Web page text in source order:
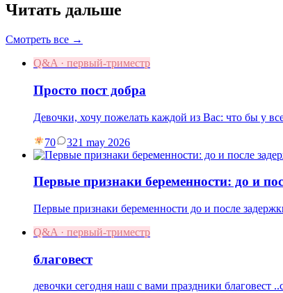
Читать дальше
Смотреть все →
Q&A · первый-триместр
Просто пост добра
Девочки, хочу пожелать каждой из Вас: что бы у
70 321 may 2026
Первые признаки беременности: до и
Первые признаки беременности до и после
Q&A · первый-триместр
благовест
девочки сегодня наш с вами праздники благовест